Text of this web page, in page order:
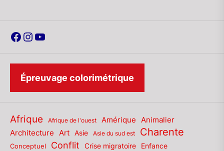
Facebook
Instagram
YouTube
Épreuvage colorimétrique
Afrique Afrique de l'ouest Amérique Animalier
Architecture
Art Asie Asie du sud est Charente
Conceptuel Conflit Crise migratoire Enfance